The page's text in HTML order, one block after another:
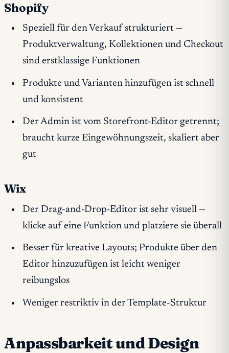
Shopify
Speziell für den Verkauf strukturiert —
Produktverwaltung, Kollektionen und Checkout
sind erstklassige Funktionen
Produkte und Varianten hinzufügen ist schnell
und konsistent
Der Admin ist vom Storefront-Editor getrennt;
braucht kurze Eingewöhnungszeit, skaliert aber
gut
Wix
Der Drag-and-Drop-Editor ist sehr visuell —
klicke auf eine Funktion und platziere sie überall
Besser für kreative Layouts; Produkte über den
Editor hinzuzufügen ist leicht weniger
reibungslos
Weniger restriktiv in der Template-Struktur
Anpassbarkeit und Design